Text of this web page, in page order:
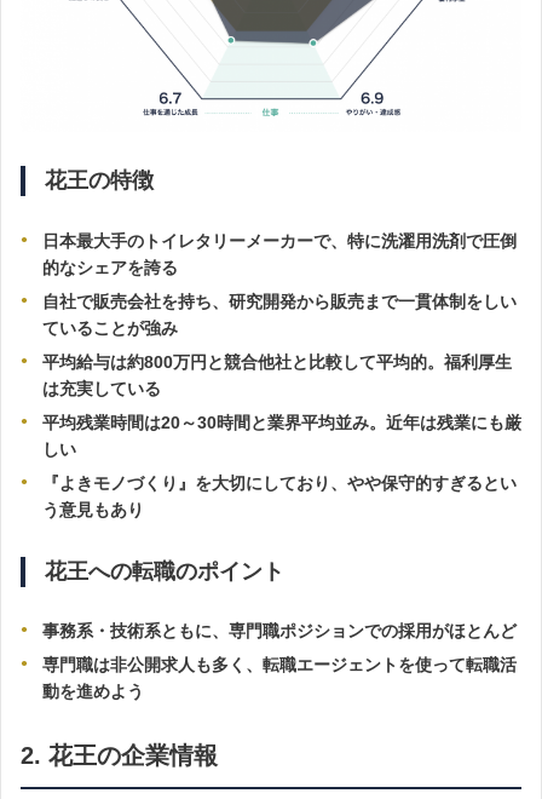
花王の特徴
日本最大手のトイレタリーメーカーで、特に洗濯用洗剤で圧倒
的なシェアを誇る
自社で販売会社を持ち、研究開発から販売まで一貫体制をしい
ていることが強み
平均給与は約800万円と競合他社と比較して平均的。福利厚生
は充実している
平均残業時間は20～30時間と業界平均並み。近年は残業にも厳
しい
『よきモノづくり』を大切にしており、やや保守的すぎるとい
う意見もあり
花王への転職のポイント
事務系・技術系ともに、専門職ポジションでの採用がほとんど
専門職は非公開求人も多く、転職エージェントを使って転職活
動を進めよう
2. 花王の企業情報